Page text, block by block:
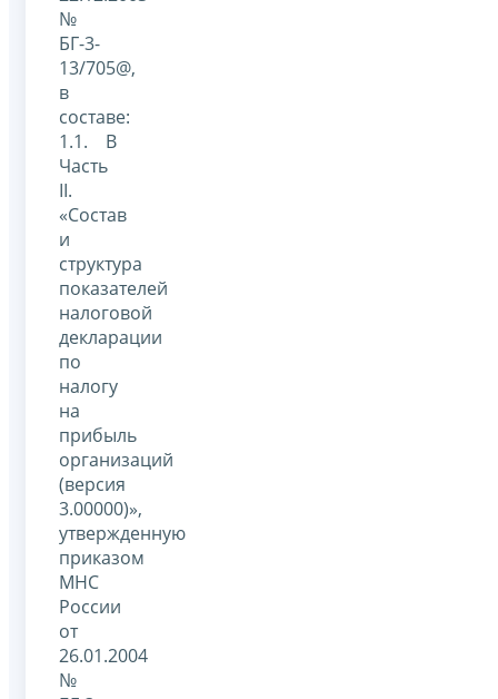
№
БГ-3-
13/705@,
в
составе:
1.1. В
Часть
II.
«Состав
и
структура
показателей
налоговой
декларации
по
налогу
на
прибыль
организаций
(версия
3.00000)»,
утвержденную
приказом
МНС
России
от
26.01.2004
№